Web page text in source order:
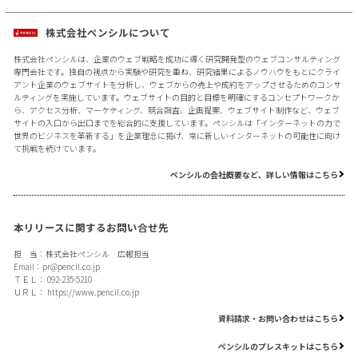
株式会社ペンシルについて
株式会社ペンシルは、企業のウェブ戦略を成功に導く研究開発型のウェブコンサルティング
専門会社です。独自の視点から実験や研究を重ね、研究結果によるノウハウをもとにクライ
アント企業のウェブサイトを分析し、ウェブからの売上や成約をアップさせるためのコンサ
ルティングを実施しています。ウェブサイトの目的と目標を明確にするコンセプトワークか
ら、アクセス分析、マーケティング、競合調査、企画提案、ウェブサイト制作など、ウェブ
サイトの入口から出口までを総合的に支援しています。ペンシルは「インターネットの力で
世界のビジネスを革新する」を企業理念に掲げ、常に新しいインターネットの可能性に向け
て挑戦を続けています。
ペンシルの会社概要など、詳しい情報はこちら
本リリースに関するお問い合せ先
担 当：株式会社ペンシル 広報担当
Email： pr@pencil.co.jp
ＴＥＬ： 092-235-5210
ＵＲＬ： https://www.pencil.co.jp
資料請求・お問い合わせはこちら
ペンシルのプレスキットはこちら